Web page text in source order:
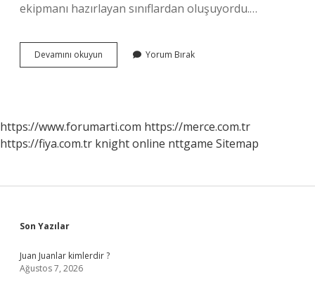
ekipmanı hazırlayan sınıflardan oluşuyordu.…
Devamını okuyun Osmanlı
Ne
Yorum Bırak
https://www.forumarti.com https://merce.com.tr
https://fiya.com.tr knight online nttgame Sitemap
Sidebar
Son Yazılar
Juan Juanlar kimlerdir ?
Ağustos 7, 2026